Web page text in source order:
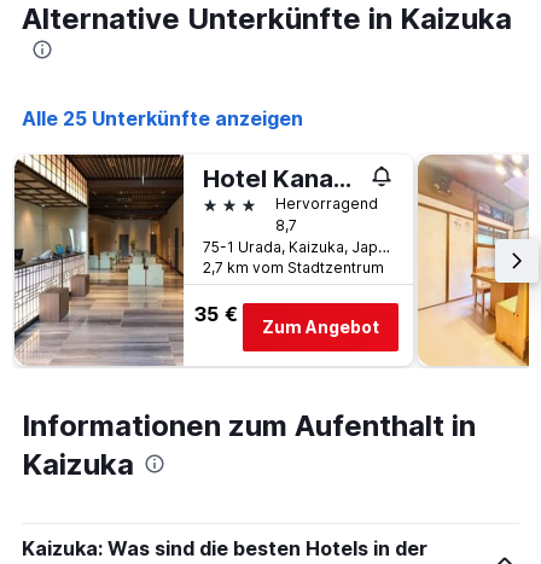
Alternative Unterkünfte in Kaizuka
Alle 25 Unterkünfte anzeigen
Hotel Kanade Kankukaizuka
3 SterneHervorragend
8,7
75-1 Urada, Kaizuka, Japan
2,7 km vom Stadtzentrum
35 €
Zum Angebot
Informationen zum Aufenthalt in
Kaizuka
Kaizuka: Was sind die besten Hotels in der